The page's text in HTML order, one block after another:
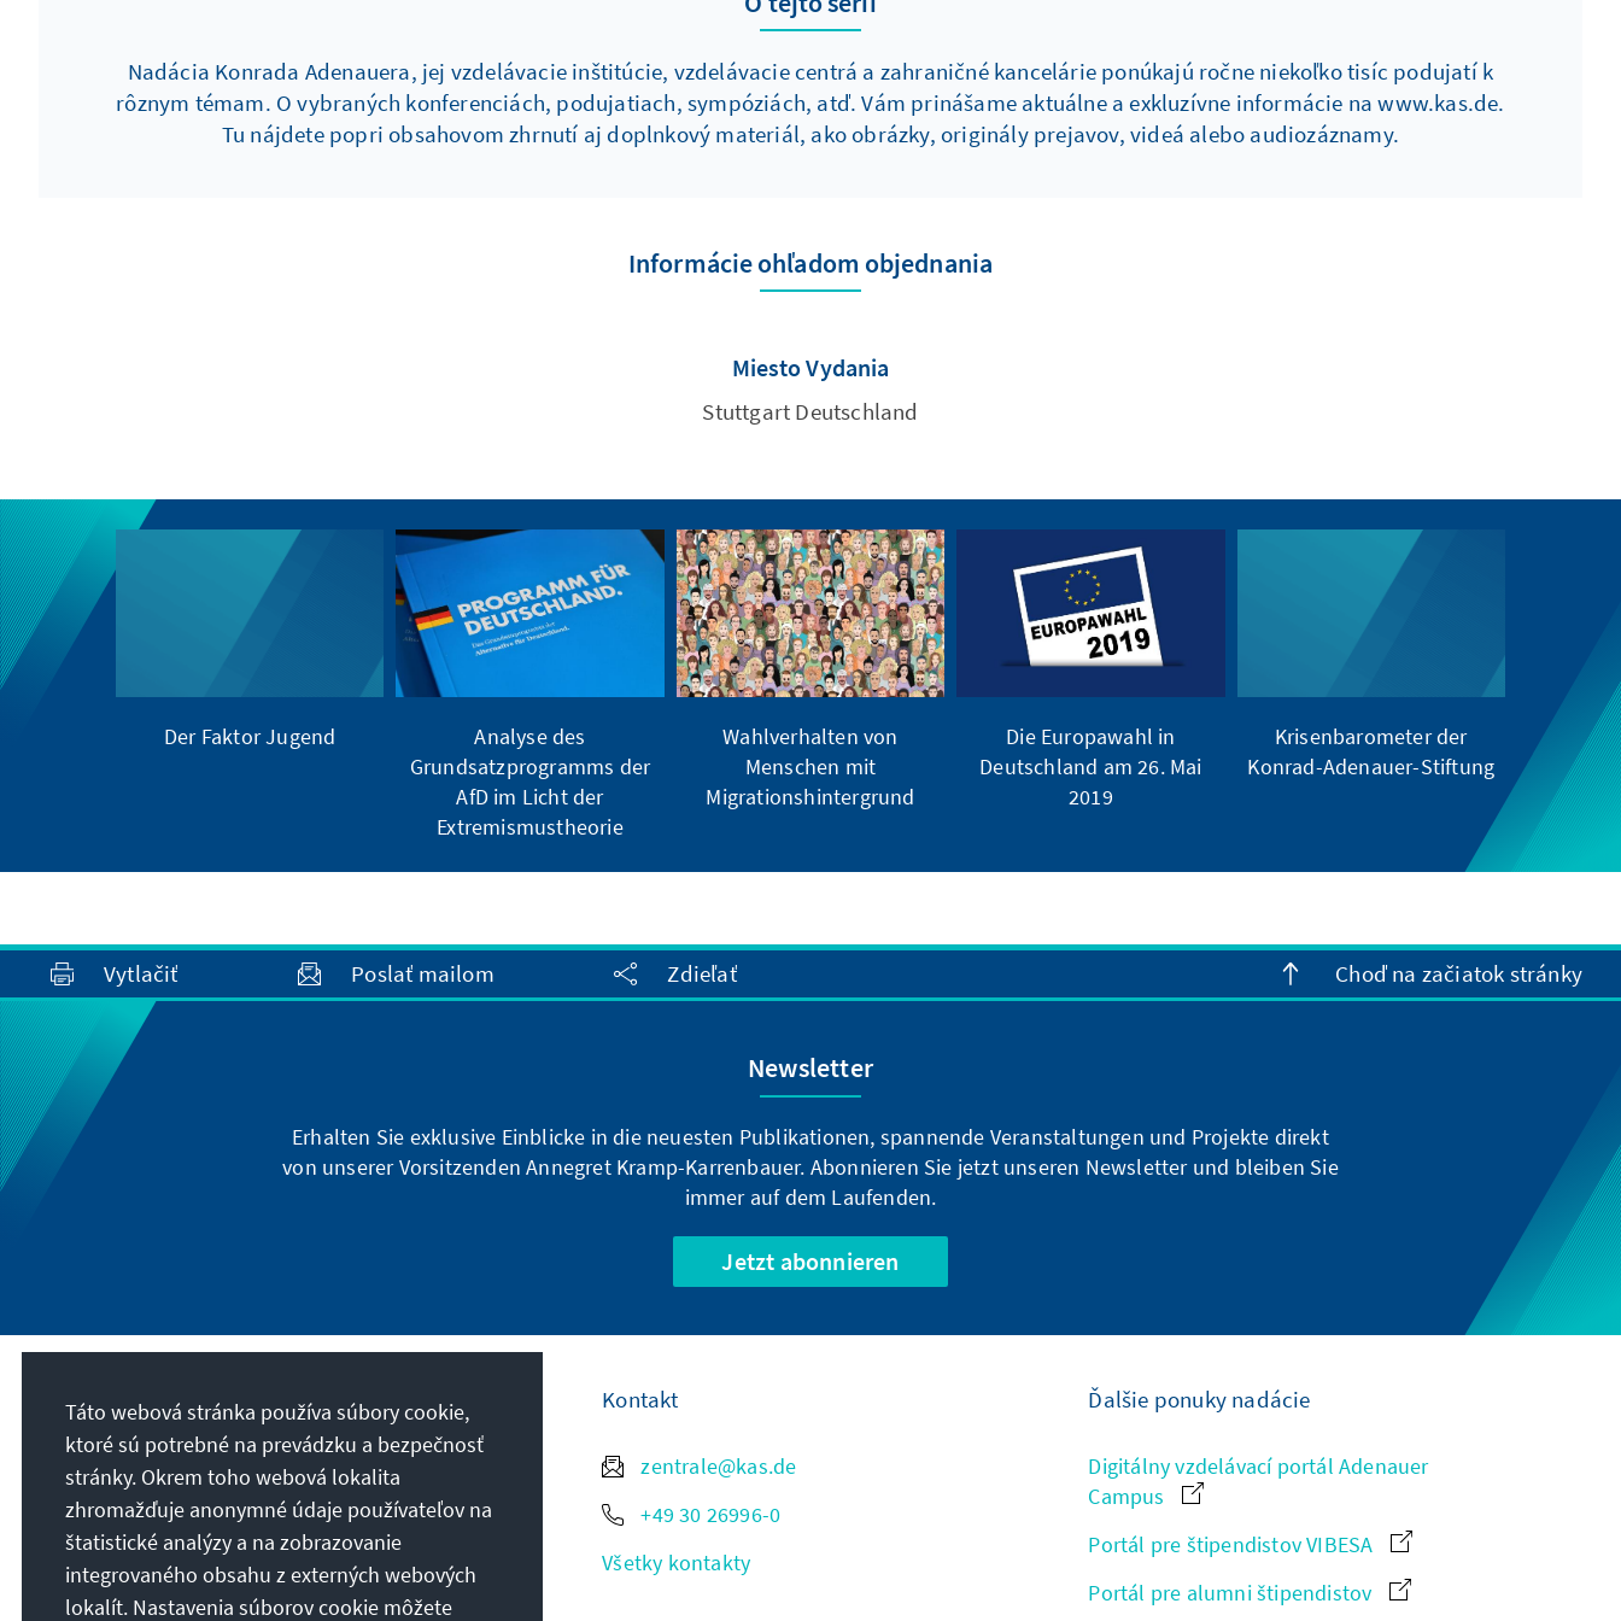
Nadácia Konrada Adenauera, jej vzdelávacie inštitúcie, vzdelávacie centrá a zahraničné kancelárie ponúkajú ročne niekoľko tisíc podujatí k
rôznym témam. O vybraných konferenciách, podujatiach, sympóziách, atď. Vám prinášame aktuálne a exkluzívne informácie na www.kas.de.
Tu nájdete popri obsahovom zhrnutí aj doplnkový materiál, ako obrázky, originály prejavov, videá alebo audiozáznamy.
Informácie ohľadom objednania
Miesto Vydania
Stuttgart Deutschland
Der Faktor Jugend
Analyse des
Grundsatzprogramms der
AfD im Licht der
Extremismustheorie
Wahlverhalten von
Menschen mit
Migrationshintergrund
Die Europawahl in
Deutschland am 26. Mai
2019
Krisenbarometer der
Konrad-Adenauer-Stiftung
Vytlačiť Poslať mailom Zdieľať Choď na začiatok stránky
Newsletter
Erhalten Sie exklusive Einblicke in die neuesten Publikationen, spannende Veranstaltungen und Projekte direkt
von unserer Vorsitzenden Annegret Kramp-Karrenbauer. Abonnieren Sie jetzt unseren Newsletter und bleiben Sie
immer auf dem Laufenden.
Jetzt abonnieren
Naše poslanie
Die Konrad-Adenauer-Stiftung setzt sich
national und international durch politische
Bildung für Frieden, Freiheit und
Gerechtigkeit ein. Wir fördern und bewahren
freiheitliche Demokratie, die Soziale
Kontakt
zentrale@kas.de
+49 30 26996-0
Všetky kontakty
Ďalšie ponuky nadácie
Digitálny vzdelávací portál Adenauer
Campus
Portál pre štipendistov VIBESA
Portál pre alumni štipendistov
Táto webová stránka používa súbory cookie,
ktoré sú potrebné na prevádzku a bezpečnosť
stránky. Okrem toho webová lokalita
zhromažďuje anonymné údaje používateľov na
štatistické analýzy a na zobrazovanie
integrovaného obsahu z externých webových
lokalít. Nastavenia súborov cookie môžete